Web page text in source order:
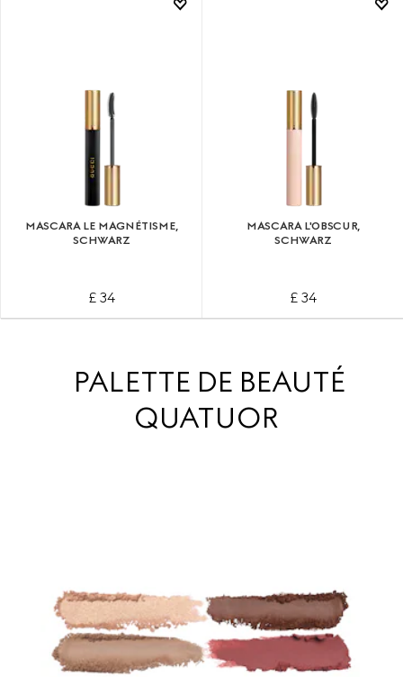
MASCARA LE MAGNÉTISME,
SCHWARZ
£ 34
MASCARA L'OBSCUR,
SCHWARZ
£ 34
PALETTE DE BEAUTÉ
QUATUOR